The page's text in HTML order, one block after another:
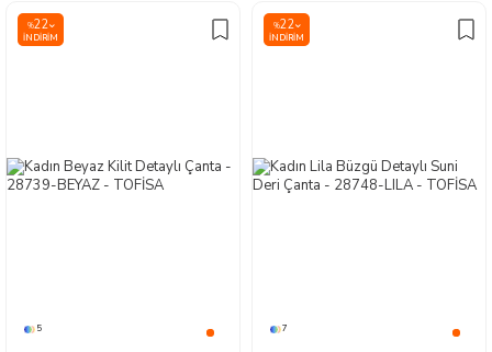
%22
İNDIRIM
5
%22
İNDIRIM
7